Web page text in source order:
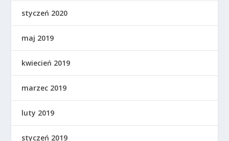
styczeń 2020
maj 2019
kwiecień 2019
marzec 2019
luty 2019
styczeń 2019